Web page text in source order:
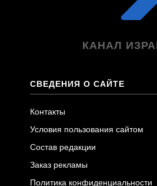
КАНАЛ
СВЕДЕНИЯ О САЙТЕ
Контакты
Условия пользования сайтом
Состав редакции
Заказ рекламы
Политика конфиденциальности